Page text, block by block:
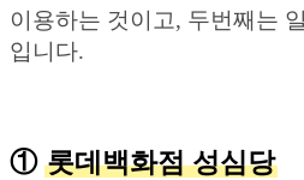
이용하는 것이고, 두번째는
입니다.
① 롯데백화점 성심당